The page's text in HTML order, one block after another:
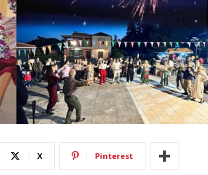
X Pinterest